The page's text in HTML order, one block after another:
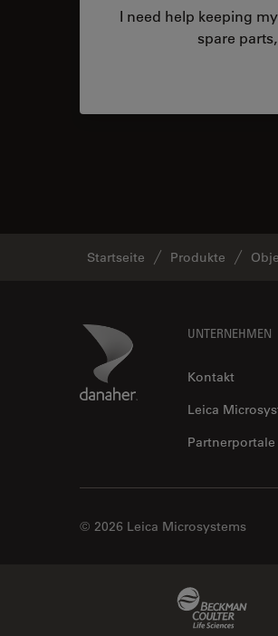
I need help keeping
spare
Startseite Produkte
Danaher Logo UNTERNEHMEN
Kontakt
Leica
Partnerportale
© 2026 Leica Microsystems